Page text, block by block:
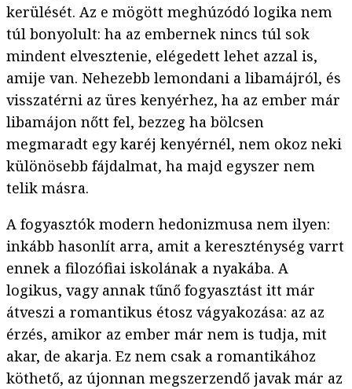
kerülését. Az e mögött meghúzódó logika nem
túl bonyolult: ha az embernek nincs túl sok
mindent elvesztenie, elégedett lehet azzal is,
amije van. Nehezebb lemondani a libamájról, és
visszatérni az üres kenyérhez, ha az ember már
libamájon nőtt fel, bezzeg ha bölcsen
megmaradt egy karéj kenyérnél, nem okoz neki
különösebb fájdalmat, ha majd egyszer nem
telik másra.
A fogyasztók modern hedonizmusa nem ilyen:
inkább hasonlít arra, amit a kereszténység varrt
ennek a filozófiai iskolának a nyakába. A
logikus, vagy annak tűnő fogyasztást itt már
átveszi a romantikus étosz vágyakozása: az az
érzés, amikor az ember már nem is tudja, mit
akar, de akarja. Ez nem csak a romantikához
köthető, az újonnan megszerzendő javak már az